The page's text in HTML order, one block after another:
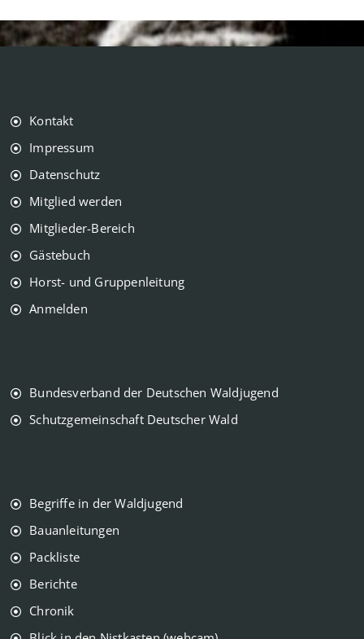
Kontakt
Impressum
Datenschutz
Mitglied werden
Mitglieder-Bereich
Gästebuch
Horst- und Gruppenleitung
Anmelden
Bundesverband der Deutschen Waldjugend
Schutzgemeinschaft Deutscher Wald
Begriffe in der Waldjugend
Bauanleitungen
Packliste
Berichte
Chronik